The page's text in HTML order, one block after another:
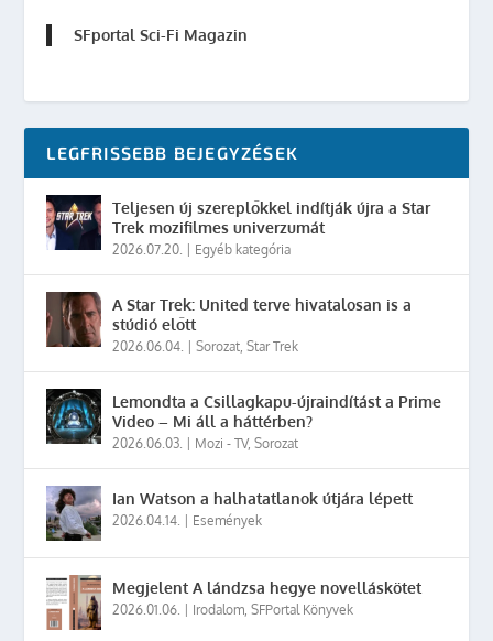
SFportal Sci-Fi Magazin
LEGFRISSEBB BEJEGYZÉSEK
Teljesen új szereplőkkel indítják újra a Star
Trek mozifilmes univerzumát
2026.07.20. Egyéb kategória
A Star Trek: United terve hivatalosan is a
stúdió előtt
2026.06.04. |Sorozat,Star Trek
Lemondta a Csillagkapu-újraindítást a Prime
Video – Mi áll a háttérben?
2026.06.03. Mozi - TV,Sorozat
Ian Watson a halhatatlanok útjára lépett
2026.04.14. Események
Megjelent A lándzsa hegye novelláskötet
2026.01.06. Irodalom,SFPortal Könyvek